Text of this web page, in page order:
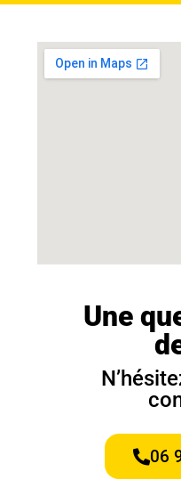
Une
06